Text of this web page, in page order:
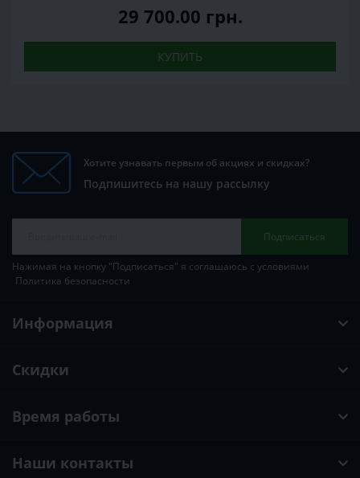
29 700.00 грн.
КУПИТЬ
Хотите узнавать первым об акциях и скидках?
Подпишитесь на нашу рассылку
Подписаться
Нажимая на кнопку "Подписаться" я соглашаюсь с условиями
Политика безопасности
Информация
Скидки
Время работы
Наши контакты